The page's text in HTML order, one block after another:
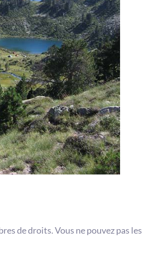
de droits. Vous ne pouvez pas les